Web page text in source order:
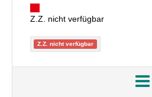
Z.Z. nicht verfügbar
Z.Z. nicht verfügbar